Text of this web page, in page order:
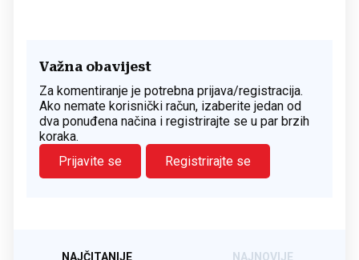
Važna obavijest
Za komentiranje je potrebna prijava/registracija.
Ako nemate korisnički račun, izaberite jedan od
dva ponuđena načina i registrirajte se u par brzih
koraka.
Prijavite se
Registrirajte se
NAJČITANIJE NAJNOVIJE